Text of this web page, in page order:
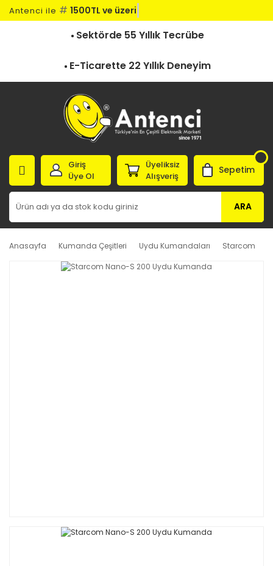
Antenci ile # 1500TL ve ü
Sektörde 55 Yıllık Tecrübe
E-Ticarette 22 Yıllık Deneyim
ARA
Giriş
Üye Ol
Üyeliksiz
Alışveriş
Sepetim
Anasayfa Kumanda Çeşitleri Uydu Kumandaları Starcom